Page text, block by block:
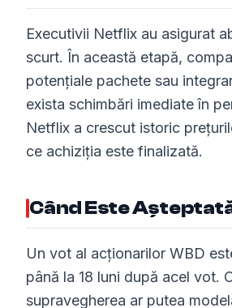
Executivii Netflix au asigurat
scurt. În această etapă,
potențiale pachete sau
exista schimbări imediate în
Netflix a crescut istoric
ce achiziția este finalizată.
Când Este
Un vot al acționarilor WBD
până la 18 luni după acel vot.
supravegherea ar putea